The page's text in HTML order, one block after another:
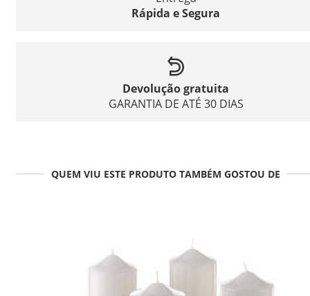
Rápida e Segura
Devolução gratuita
GARANTIA DE ATÉ 30 DIAS
QUEM VIU ESTE PRODUTO TAMBÉM GOSTOU DE